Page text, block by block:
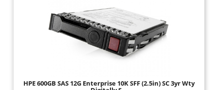
HPE 600GB SAS 12G Enterprise 10K SFF (2.5in) SC 3yr Wty